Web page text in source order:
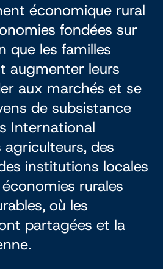
économique rural
fondées sur
que les familles
augmenter leurs
aux marchés et se
de subsistance
International
des
institutions locales
rurales
où les
partagées et la